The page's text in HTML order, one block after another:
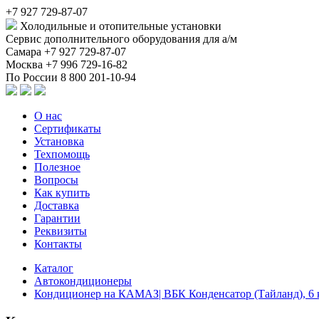
+7 927 729-87-07
Холодильные и отопительные установки
Сервис дополнительного оборудования для а/м
Самара +7 927 729-87-07
Москва +7 996 729-16-82
По России 8 800 201-10-94
О нас
Сертификаты
Установка
Техпомощь
Полезное
Вопросы
Как купить
Доставка
Гарантии
Реквизиты
Контакты
Каталог
Автокондиционеры
Кондиционер на КАМАЗ| ВБК Конденсатор (Тайланд), 6